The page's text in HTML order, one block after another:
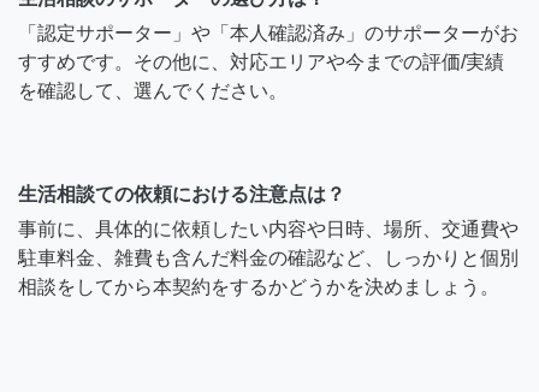
「認定サポーター」や「本人確認済み」のサポーターがお
すすめです。その他に、対応エリアや今までの評価/実績
を確認して、選んでください。
生活相談ての依頼における注意点は？
事前に、具体的に依頼したい内容や日時、場所、交通費や
駐車料金、雑費も含んだ料金の確認など、しっかりと個別
相談をしてから本契約をするかどうかを決めましょう。